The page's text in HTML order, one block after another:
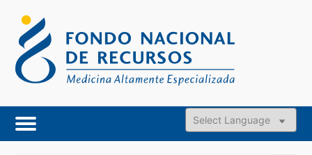
content
Powered by